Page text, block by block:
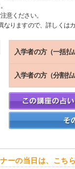
意ください。
りますので、詳しくは
入学者の方（一括払
入学者の方（分割払
ーの当日は、こち